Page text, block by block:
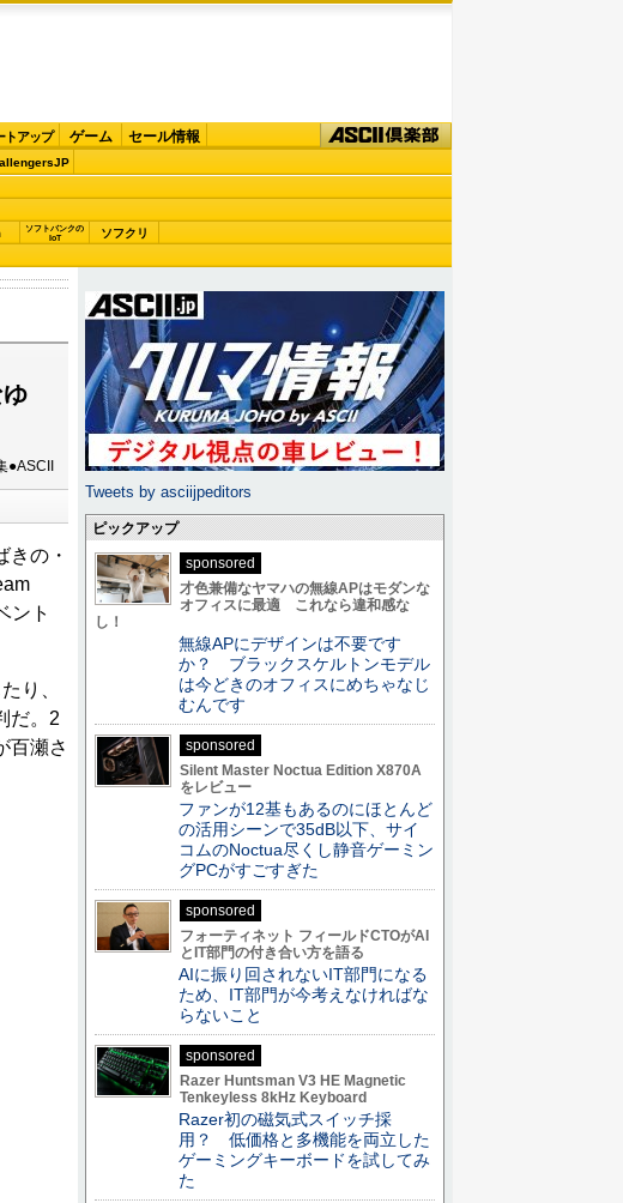
トアップ ゲーム セール情報
ソフトバンクの
IoT
ソフクリ
●ASCII
の・
ント
り、
だ。2
百瀬さ
Tweets by asciijpeditors
ピックアップ
sponsored
才色兼備なヤマハの無線APはモダンな
オフィスに最適 これなら違和感な
し！
無線APにデザインは不要です
か？ ブラックスケルトンモデル
は今どきのオフィスにめちゃなじ
むんです
sponsored
Silent Master Noctua Edition X870A
をレビュー
ファンが12基もあるのにほとんど
の活用シーンで35dB以下、サイ
コムのNoctua尽くし静音ゲーミン
グPCがすごすぎた
sponsored
フォーティネット フィールドCTOがAI
とIT部門の付き合い方を語る
AIに振り回されないIT部門になる
ため、IT部門が今考えなければな
らないこと
sponsored
Razer Huntsman V3 HE Magnetic
Tenkeyless 8kHz Keyboard
Razer初の磁気式スイッチ採
用？ 低価格と多機能を両立した
ゲーミングキーボードを試してみ
た